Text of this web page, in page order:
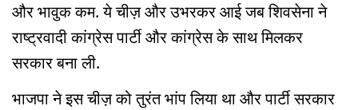
और भावुक कम. ये चीज़ और उभरकर आई जब शिवसेना ने
राष्ट्रवादी कांग्रेस पार्टी और कांग्रेस के साथ मिलकर
सरकार बना ली.
भाजपा ने इस चीज़ को तुरंत भांप लिया था और पार्टी सरकार